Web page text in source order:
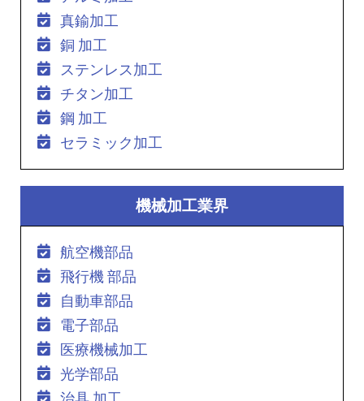
真鍮加工
銅 加工
ステンレス加工
チタン加工
鋼 加工
セラミック加工
機械加工業界
航空機部品
飛行機 部品
自動車部品
電子部品
医療機械加工
光学部品